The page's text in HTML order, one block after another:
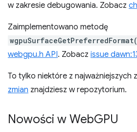
w zakresie debugowania. Zobacz
Zaimplementowano metodę
webgpu.h API. Zobacz issue
To tylko niektóre z najważniejszych
zmian znajdziesz w repozytorium.
Nowości w WebGPU